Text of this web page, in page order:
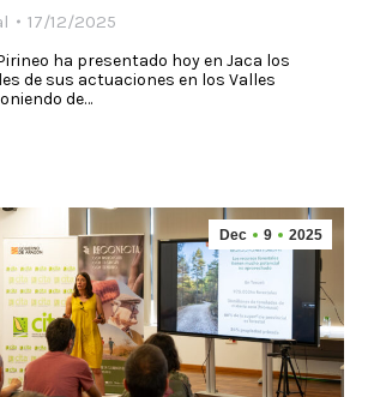
17/12/2025
ha presentado hoy en Jaca los
de sus actuaciones en los Valles
de…
Dec 9 2025